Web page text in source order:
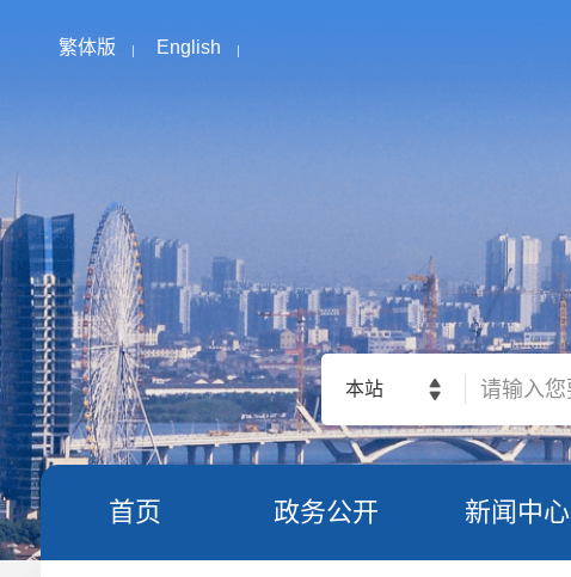
繁体版 English
本站
首页 政务公开 新闻中心